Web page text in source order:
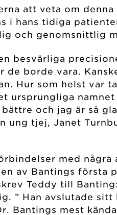
att veta om
i hans tidiga
och genomsnittlig
besvärliga
de borde vara.
Hur som helst var
ursprungliga
och jag är så
ung tjej, Janet
med några
av Bantings första
Teddy till
” Han avslutade
Bantings mest